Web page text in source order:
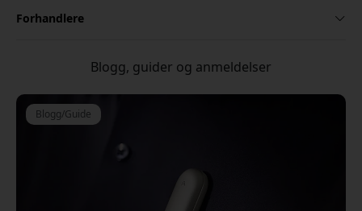
Forhandlere
Blogg, guider og anmeldelser
Blogg/Guide